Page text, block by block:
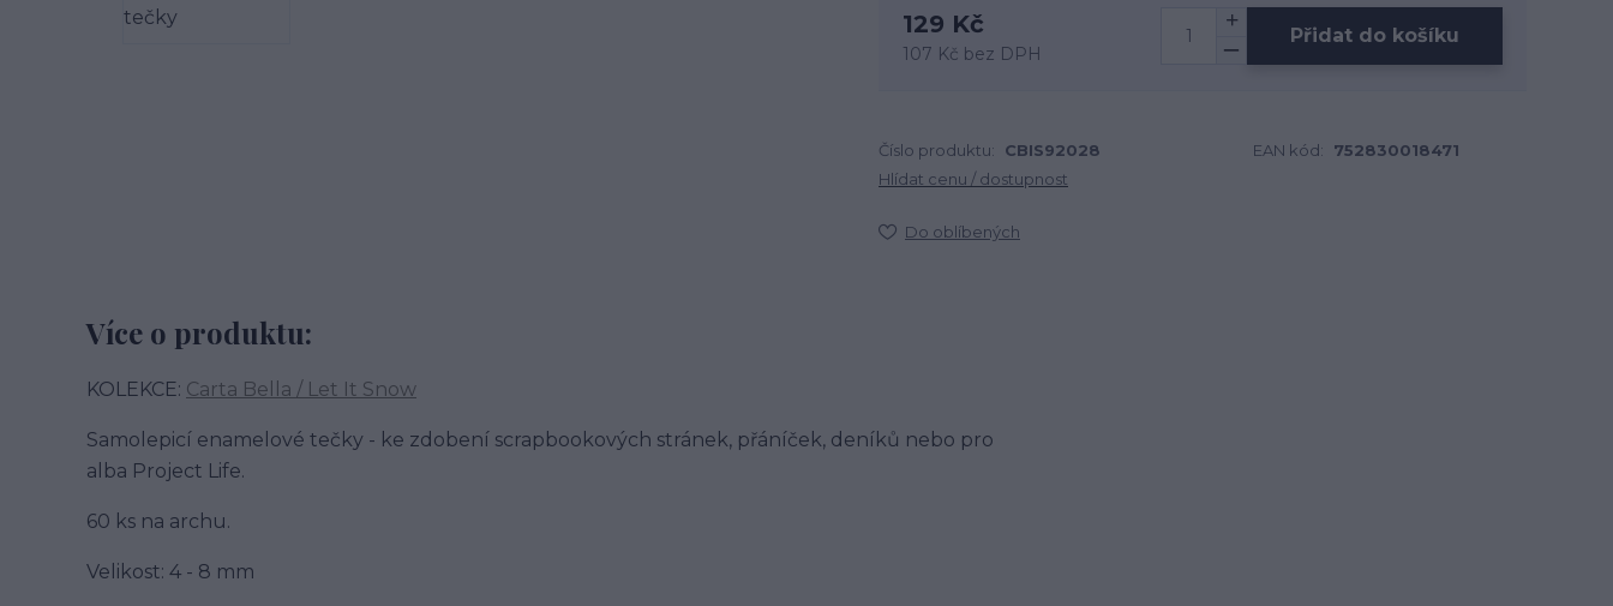
129 Kč
107 Kč bez DPH
Přidat do košíku
Číslo produktu: CBIS92028 EAN kód:
752830018471
Hlídat cenu / dostupnost
Do oblíbených
Více o produktu:
KOLEKCE: Carta Bella / Let It Snow
Samolepicí enamelové tečky - ke zdobení scrapbookových stránek, přáníček, deníků nebo pro
alba Project Life.
60 ks na archu.
Velikost: 4 - 8 mm